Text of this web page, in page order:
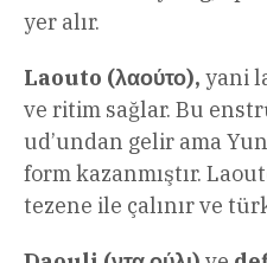
yer alır.
Laouto (λαούτο), yani
ve ritim sağlar. Bu
ud’undan gelir ama
form kazanmıştır.
tezene ile çalınır ve